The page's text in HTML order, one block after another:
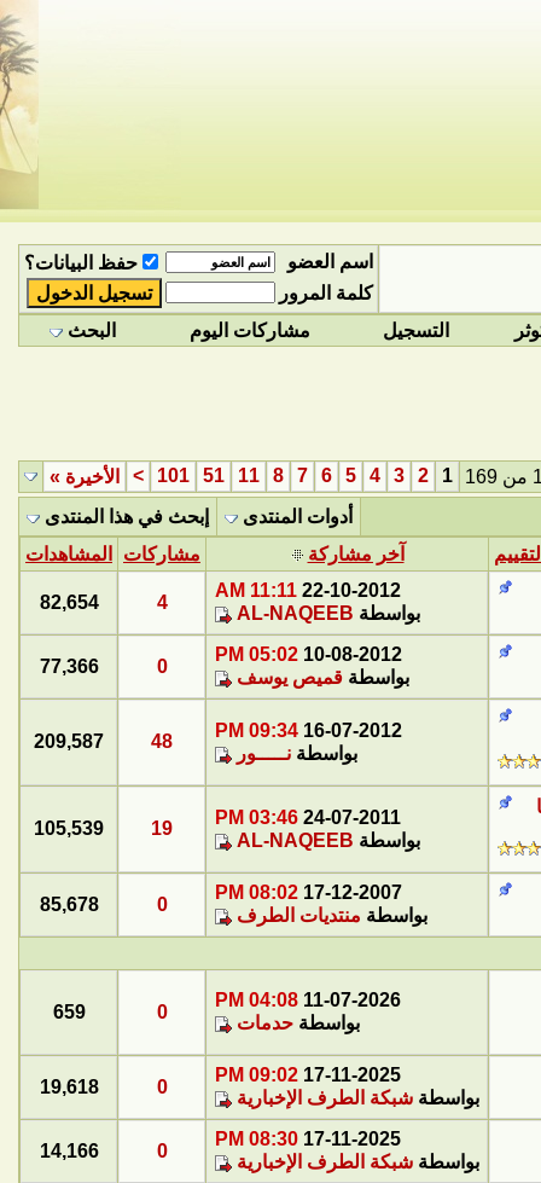
اسم العضو
حفظ البيانات؟
كلمة المرور
التسجيل مشاركات اليوم البحث
1
2
3
4
5
6
7
8
11
51
101
> الأخيرة »
أدوات المنتدى
إبحث في هذا المنتدى
آخر مشاركة مشاركات
المشاهدات
22-10-2012
11:11 AM
بواسطة AL-NAQEEB
4
82,654
10-08-2012
05:02 PM
بواسطة قميص يوسف
0
77,366
16-07-2012
09:34 PM
بواسطة نـــــور
48
209,587
24-07-2011
03:46 PM
بواسطة AL-NAQEEB
19
105,539
17-12-2007
08:02 PM
بواسطة منتديات الطرف
0
85,678
11-07-2026
04:08 PM
بواسطة حدمات
0
659
17-11-2025
09:02 PM
بواسطة شبكة الطرف الإخبارية
0
19,618
17-11-2025
08:30 PM
بواسطة شبكة الطرف الإخبارية
0
14,166